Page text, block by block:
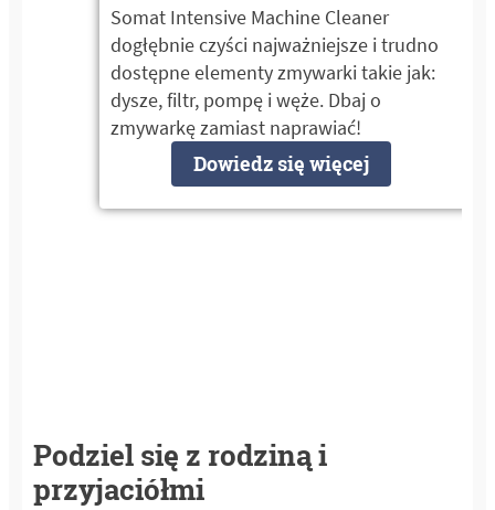
Somat Intensive Machine Cleaner
dogłębnie czyści najważniejsze i trudno
dostępne elementy zmywarki takie jak:
dysze, filtr, pompę i węże. Dbaj o
zmywarkę zamiast naprawiać!
Dowiedz się więcej
Podziel się z rodziną i
przyjaciółmi